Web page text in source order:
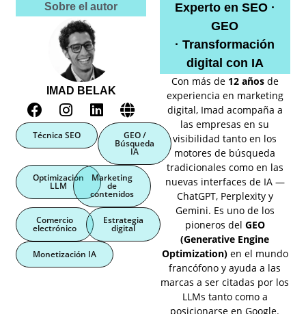
Sobre el autor
IMAD BELAK
Técnica SEO GEO /
Búsqueda
IA
Optimización
LLM
Marketing
de
contenidos
Comercio
electrónico
Estrategia
digital
Monetización IA
Experto en SEO ·
GEO
· Transformación
digital con IA
Con más de 12 añosde
experiencia en marketing
digital, Imad acompaña a
las empresas en su
visibilidad tanto en los
motores de búsqueda
tradicionales como en las
nuevas interfaces de IA —
ChatGPT, Perplexity y
Gemini. Es uno de los
pioneros del GEO
(Generative Engine
Optimization)en el mundo
francófono y ayuda a las
marcas a ser citadas por los
LLMs tanto como a
posicionarse en Google.